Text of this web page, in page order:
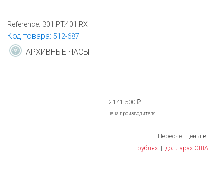
Reference: 301.PT.401.RX
Код товара: 512-687
АРХИВНЫЕ ЧАСЫ
2 141 500 ₽
цена производителя
Пересчет цены в:
рублях | долларах США